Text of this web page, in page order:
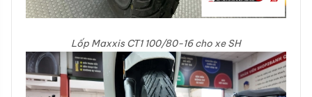
Lốp Maxxis CT1 100/80-16 cho xe SH